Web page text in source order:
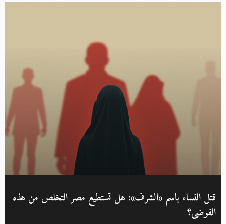
قتل النساء باسم «الشرف»: هل تستطيع مصر التخلص من هذه
الفوضى؟